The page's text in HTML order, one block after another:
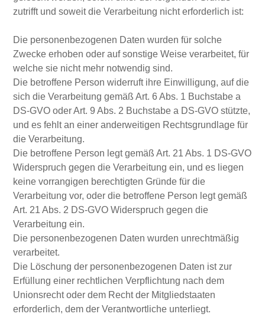
zutrifft und soweit die Verarbeitung nicht erforderlich ist:
Die personenbezogenen Daten wurden für solche
Zwecke erhoben oder auf sonstige Weise verarbeitet, für
welche sie nicht mehr notwendig sind.
Die betroffene Person widerruft ihre Einwilligung, auf die
sich die Verarbeitung gemäß Art. 6 Abs. 1 Buchstabe a
DS-GVO oder Art. 9 Abs. 2 Buchstabe a DS-GVO stützte,
und es fehlt an einer anderweitigen Rechtsgrundlage für
die Verarbeitung.
Die betroffene Person legt gemäß Art. 21 Abs. 1 DS-GVO
Widerspruch gegen die Verarbeitung ein, und es liegen
keine vorrangigen berechtigten Gründe für die
Verarbeitung vor, oder die betroffene Person legt gemäß
Art. 21 Abs. 2 DS-GVO Widerspruch gegen die
Verarbeitung ein.
Die personenbezogenen Daten wurden unrechtmäßig
verarbeitet.
Die Löschung der personenbezogenen Daten ist zur
Erfüllung einer rechtlichen Verpflichtung nach dem
Unionsrecht oder dem Recht der Mitgliedstaaten
erforderlich, dem der Verantwortliche unterliegt.